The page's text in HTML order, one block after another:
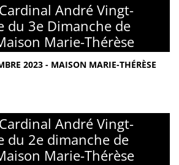
André Vingt-
du 3e Dimanche de
Marie-Thérèse
2023 - MAISON MARIE-THÉRÈSE
André Vingt-
du 2e dimanche de
Marie-Thérèse